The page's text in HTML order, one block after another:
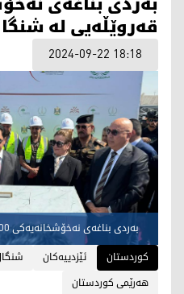
قەروێڵەیی لە
2024-09-22 18:18
بەردی بناغەی نەخۆشخانەیەکی 100 قەروێڵەیی لە شنگال دانرا
کوردستان
ئێزدییه‌كان
هەرێمی کوردستان